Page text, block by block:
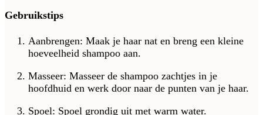
Gebruikstips
Aanbrengen: Maak je haar nat en breng een kleine
hoeveelheid shampoo aan.
Masseer: Masseer de shampoo zachtjes in je
hoofdhuid en werk door naar de punten van je haar.
Spoel: Spoel grondig uit met warm water.